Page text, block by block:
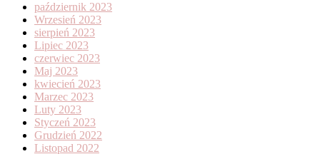
październik 2023
Wrzesień 2023
sierpień 2023
Lipiec 2023
czerwiec 2023
Maj 2023
kwiecień 2023
Marzec 2023
Luty 2023
Styczeń 2023
Grudzień 2022
Listopad 2022